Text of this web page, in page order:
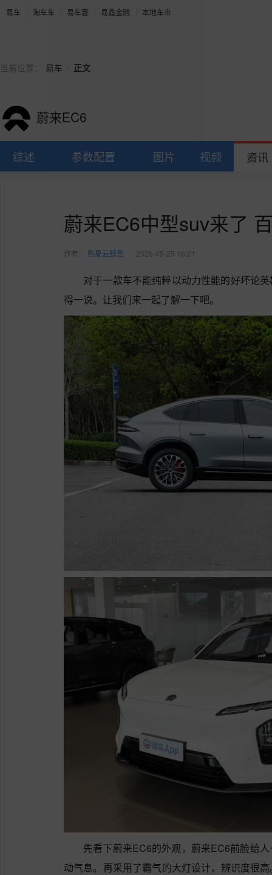
易车 淘车车 易车惠 易鑫金融 本地车市
当前位置： 易车 正文
蔚来EC6
综述 参数配置 图片 视频 资讯
蔚来EC6中型suv来了
作者： 熊夏云鲸鱼 2026-05-25 16:21
对于一款车不能纯粹以动力性能的好坏论
得一说。让我们来一起了解一下吧。
先看下蔚来EC6的外观，蔚来EC6前脸给
动气息。再采用了霸气的大灯设计，辨识度很